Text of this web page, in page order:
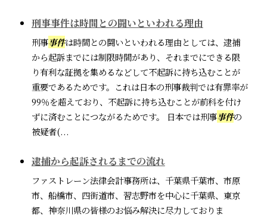
刑事事件は時間との闘いといわれる理由
刑事事件は時間との闘いといわれる理由としては、逮捕
から起訴までには制限時間があり、それまでにできる限
り有利な証拠を集めるなどして不起訴に持ち込むことが
重要であるためです。これは日本の刑事裁判では有罪率が
99％を超えており、不起訴に持ち込むことが前科を付け
ずに済むことにつながるためです。 日本では刑事事件の
被疑者(...
逮捕から起訴されるまでの流れ
ファストレーン法律会計事務所は、千葉県千葉市、市原
市、船橋市、四街道市、習志野市を中心に千葉県、東京
都、神奈川県の皆様のお悩み解決に尽力しておりま